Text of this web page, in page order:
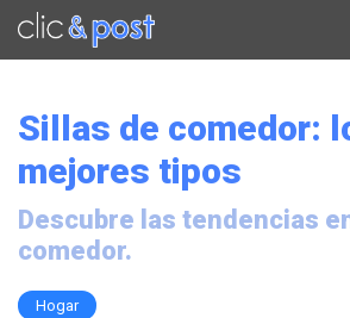
Saltar
contenido
Sillas de comedor:
mejores tipos
Descubre las tendencias
comedor.
Hogar